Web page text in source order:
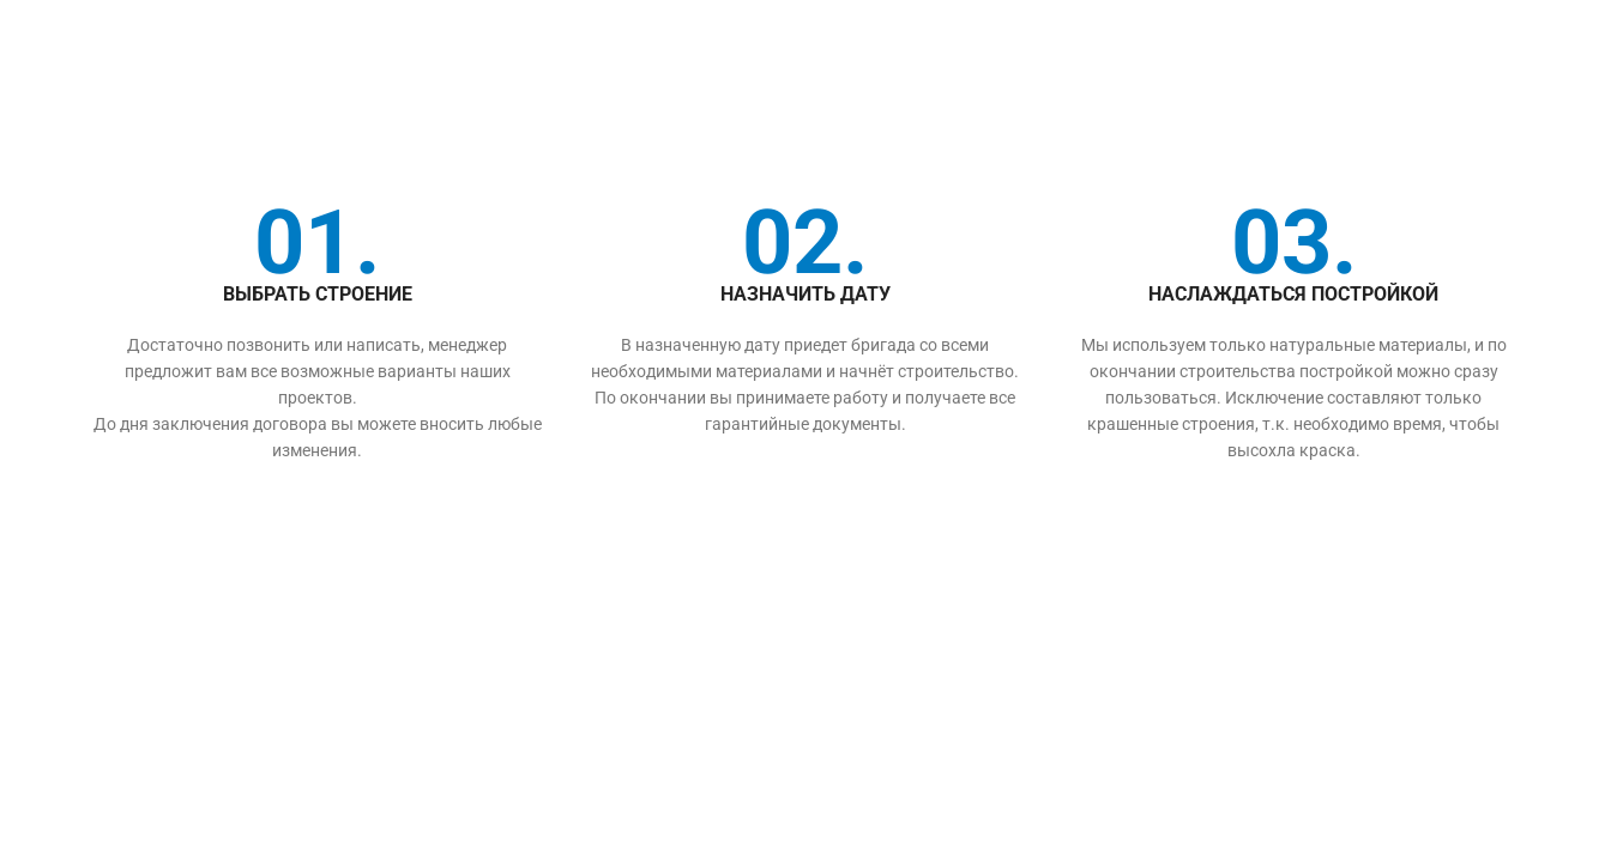
01.
ВЫБРАТЬ СТРОЕНИЕ
Достаточно позвонить или написать, менеджер
предложит вам все возможные варианты наших
проектов.
До дня заключения договора вы можете вносить любые
изменения.
02.
НАЗНАЧИТЬ ДАТУ
В назначенную дату приедет бригада со всеми
необходимыми материалами и начнёт строительство.
По окончании вы принимаете работу и получаете все
гарантийные документы.
03.
НАСЛАЖДАТЬСЯ ПОСТРОЙКОЙ
Мы используем только натуральные материалы, и по
окончании строительства постройкой можно сразу
пользоваться. Исключение составляют только
крашенные строения, т.к. необходимо время, чтобы
высохла краска.